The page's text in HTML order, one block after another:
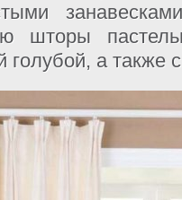
шторы
голубой, а также